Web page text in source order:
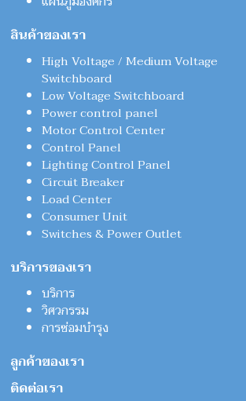
สินค้าของเรา
High Voltage / Medium Voltage
Switchboard
Low Voltage Switchboard
Power control panel
Motor Control Center
Control Panel
Lighting Control Panel
Circuit Breaker
Load Center
Consumer Unit
Switches & Power Outlet
บริการของเรา
บริการ
วิศวกรรม
การซ่อมบำรุง
ลูกค้าของเรา
ติดต่อเรา